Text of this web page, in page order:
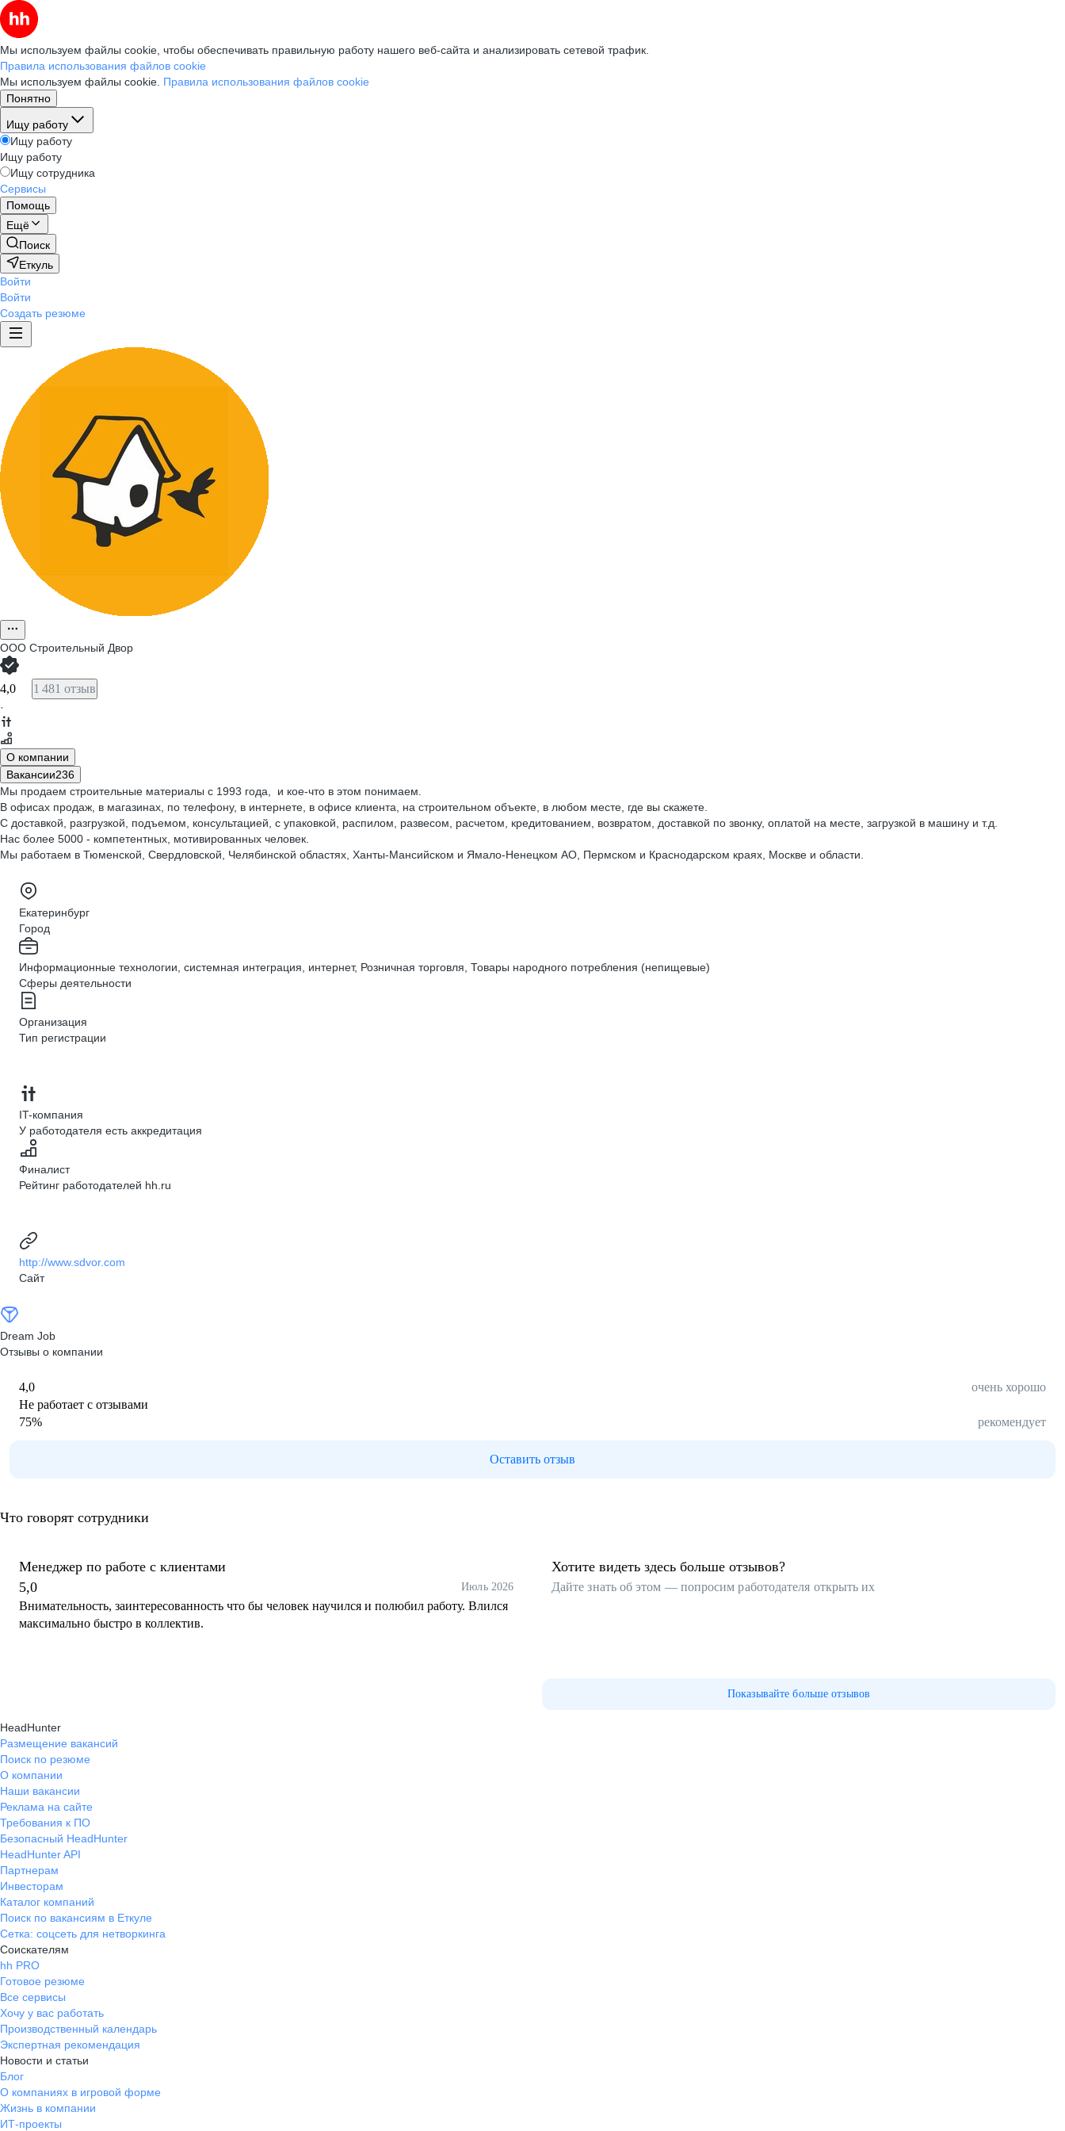
Мы используем файлы cookie, чтобы обеспечивать правильную работу нашего веб-сайта и анализировать сетевой трафик.
Правила использования файлов cookie
Мы используем файлы cookie. Правила использования файлов cookie
Понятно
Ищу работу
Ищу работу
Ищу работу
Ищу сотрудника
Сервисы
Помощь
Ещё
Поиск
Еткуль
Войти
Войти
Создать резюме
ООО Строительный Двор
4,0 1 481 отзыв
·
О компании
Вакансии236
Мы продаем строительные материалы c 1993 года, и кое-что в этом понимаем.
В офисах продаж, в магазинах, по телефону, в интернете, в офисе клиента, на строительном объекте, в любом месте, где вы скажете.
С доставкой, разгрузкой, подъемом, консультацией, с упаковкой, распилом, развесом, расчетом, кредитованием, возвратом, доставкой по звонку, оплатой на месте, загрузкой в машину и т.д.
Нас более 5000 - компетентных, мотивированных человек.
Мы работаем в Тюменской, Свердловской, Челябинской областях, Ханты-Мансийском и Ямало-Ненецком АО, Пермском и Краснодарском краях, Москве и области.
Екатеринбург
Город
Информационные технологии, системная интеграция, интернет, Розничная торговля, Товары народного потребления (непищевые)
Сферы деятельности
Организация
Тип регистрации
IT-компания
У работодателя есть аккредитация
Финалист
Рейтинг работодателей hh.ru
http://www.sdvor.com
Сайт
Dream Job
Отзывы о компании
4,0
очень хорошо
Не работает с отзывами
75% рекомендует
Оставить отзыв
Что говорят сотрудники
Менеджер по работе с клиентами
5,0
Июль 2026
Внимательность, заинтересованность что бы человек научился и полюбил работу. Влился
максимально быстро в коллектив.
Хотите видеть здесь больше отзывов?
Дайте знать об этом — попросим работодателя открыть их
Показывайте больше отзывов
HeadHunter
Размещение вакансий
Поиск по резюме
О компании
Наши вакансии
Реклама на сайте
Требования к ПО
Безопасный HeadHunter
HeadHunter API
Партнерам
Инвесторам
Каталог компаний
Поиск по вакансиям в Еткуле
Сетка: соцсеть для нетворкинга
Соискателям
hh PRO
Готовое резюме
Все сервисы
Хочу у вас работать
Производственный календарь
Экспертная рекомендация
Новости и статьи
Блог
О компаниях в игровой форме
Жизнь в компании
ИТ-проекты